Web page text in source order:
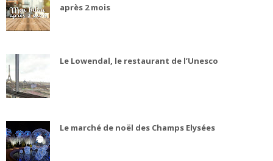
après 2 mois
Le Lowendal, le restaurant de l’Unesco
Le marché de noël des Champs Elysées